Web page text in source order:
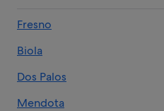
Fresno
Biola
Dos Palos
Mendota